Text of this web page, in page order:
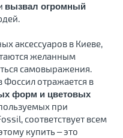
вызвал огромный
аксессуаров в Киеве,
желанным
самовыражения.
Фоссил отражается в
форм и цветовых
при
соответствует всем
купить – это